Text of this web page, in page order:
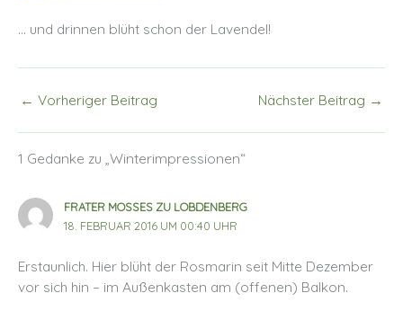
… und drinnen blüht schon der Lavendel!
← Vorheriger Beitrag Nächster Beitrag →
1 Gedanke zu „Winterimpressionen“
FRATER MOSSES ZU LOBDENBERG
18. FEBRUAR 2016 UM 00:40 UHR
Erstaunlich. Hier blüht der Rosmarin seit Mitte Dezember
vor sich hin – im Außenkasten am (offenen) Balkon.